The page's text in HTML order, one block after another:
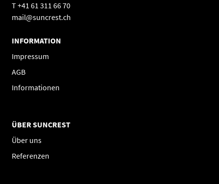
T +41 61 311 66 70
mail@suncrest.ch
INFORMATION
Impressum
AGB
Informationen
ÜBER SUNCREST
Über uns
Referenzen